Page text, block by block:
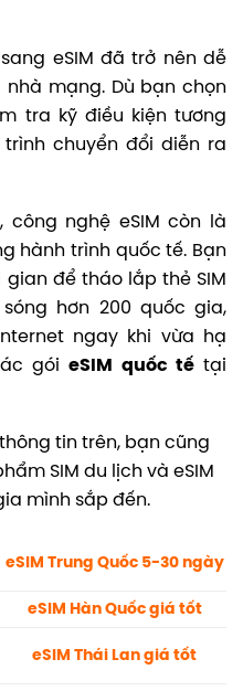
eSIM đã trở nên dễ
nhà mạng. Dù bạn chọn
tra kỹ điều kiện tương
chuyển đổi diễn ra
công nghệ eSIM còn là
hành trình quốc tế. Bạn
để tháo lắp thẻ SIM
hơn 200 quốc gia,
ngay khi vừa hạ
góieSIM quốc tếtại
tin trên, bạn cũng
SIM du lịch và eSIM
mình sắp đến.
eSIM Trung Quốc 5-30 ngày
eSIM Hàn Quốc giá tốt
eSIM Thái Lan giá tốt